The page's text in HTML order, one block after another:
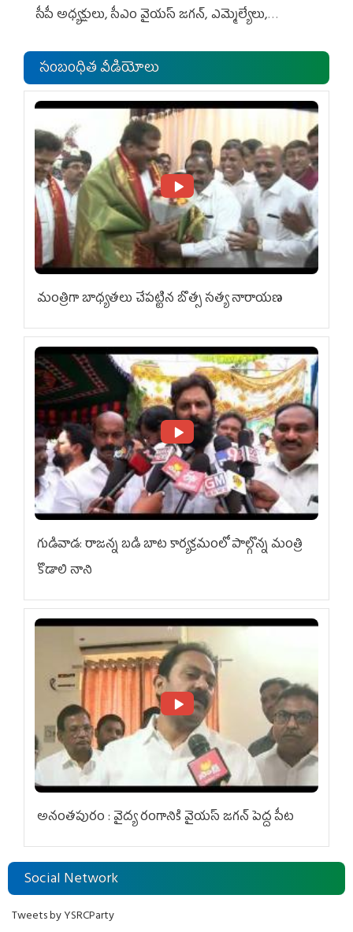
సీపీ అధ్య‌క్షులు, సీఎం వైయ‌స్ జ‌గ‌న్, ఎమ్మెల్యేలు,
సంబంధిత వీడియోలు
మంత్రిగా బాధ్యతలు చేపట్టిన బొత్స సత్య నారాయణ
గుడివాడ: రాజన్న బడి బాట కార్యక్రమంలో పాల్గొన్న మంత్రి
కొడాలి నాని
అనంతపురం : వైద్య రంగానికి వైయ‌స్ జ‌గ‌న్ పెద్ద పీట
Social Network
Tweets by YSRCParty